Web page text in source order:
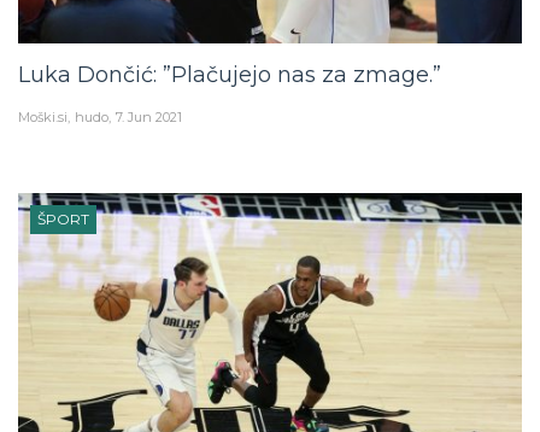
Luka Dončić: ”Plačujejo nas za zmage.”
Moški.si hudo 7. Jun 2021
ŠPORT